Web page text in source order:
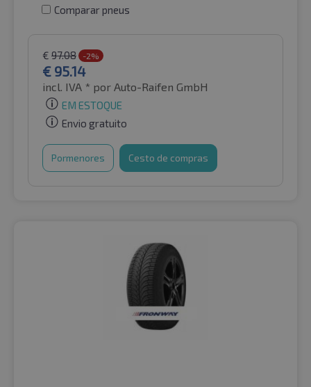
Comparar pneus
€ 97.08 -2%
€ 95.14
incl. IVA * por Auto-Raifen GmbH
EM ESTOQUE
Envio gratuito
Pormenores Cesto de compras